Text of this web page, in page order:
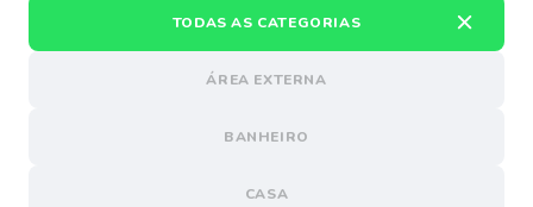
TODAS AS CATEGORIAS
ÁREA EXTERNA
BANHEIRO
CASA